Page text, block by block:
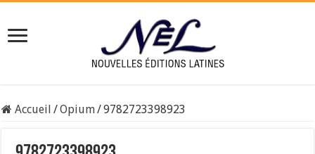
Accueil /Opium/9782723398923